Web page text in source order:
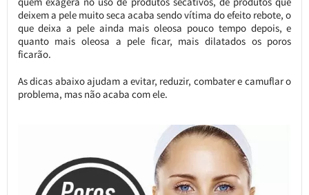
deixem a pele muito seca acaba sendo vítima do efeito rebote, o
que deixa a pele ainda mais oleosa pouco tempo depois, e
quanto mais oleosa a pele ficar, mais dilatados os poros
ficarão.
As dicas abaixo ajudam a evitar, reduzir, combater e camuflar o
problema, mas não acaba com ele.